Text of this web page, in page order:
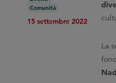
Comunità
15 settembre 2022
La